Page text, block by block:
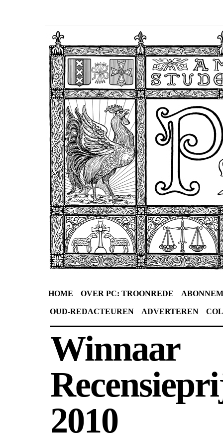
HOME OVER PC: TROONREDE
OUD-REDACTEUREN ADVERTEREN
Winnaar
2010